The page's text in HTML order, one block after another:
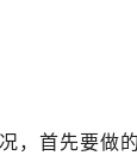
，首先要做